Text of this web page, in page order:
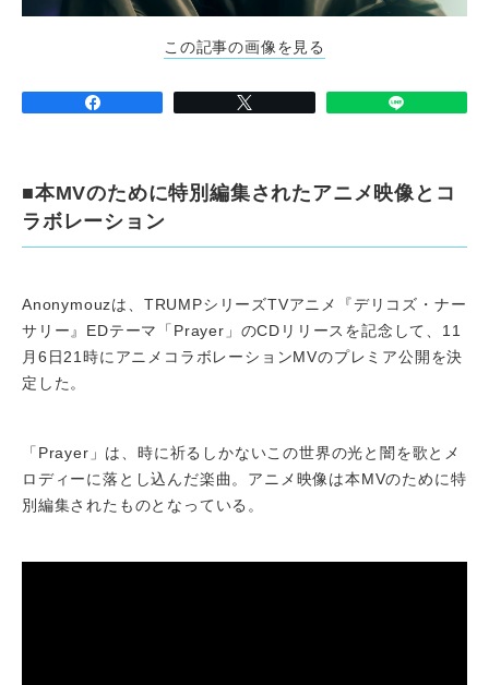
この記事の画像を見る
■本MVのために特別編集されたアニメ映像とコ
ラボレーション
Anonymouzは、TRUMPシリーズTVアニメ『デリコズ・ナー
サリー』EDテーマ「Prayer」のCDリリースを記念して、11
月6日21時にアニメコラボレーションMVのプレミア公開を決
定した。
「Prayer」は、時に祈るしかないこの世界の光と闇を歌とメ
ロディーに落とし込んだ楽曲。アニメ映像は本MVのために特
別編集されたものとなっている。